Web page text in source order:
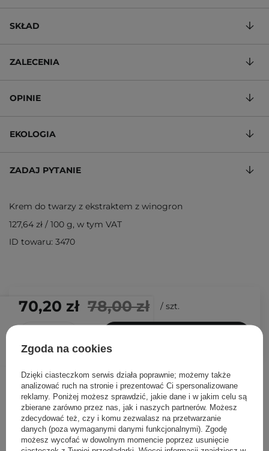
70,20 zł 78,00 zł / szt.
SKŁAD
ZALECENIA
OPINIE
EKOLOGIA
ZADAJ PYTANIE
Krem do twarzy z ekstraktem z winogron
127,64 zł / 100 g, w tym VAT
ID towaru: 3470
Inni klienci sprawdzali również
Zgoda na cookies
Dzięki ciasteczkom serwis działa poprawnie; możemy także
analizować ruch na stronie i prezentować Ci spersonalizowane
reklamy. Poniżej możesz sprawdzić, jakie dane i w jakim celu są
zbierane zarówno przez nas, jak i naszych partnerów. Możesz
zdecydować też, czy i komu zezwalasz na przetwarzanie
danych (poza wymaganymi danymi funkcjonalnymi). Zgodę
możesz wycofać w dowolnym momencie poprzez usunięcie